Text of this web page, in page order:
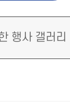
행사 갤러